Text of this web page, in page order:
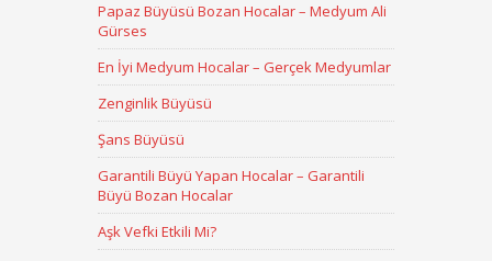
Papaz Büyüsü Bozan Hocalar – Medyum Ali
Gürses
En İyi Medyum Hocalar – Gerçek Medyumlar
Zenginlik Büyüsü
Şans Büyüsü
Garantili Büyü Yapan Hocalar – Garantili
Büyü Bozan Hocalar
Aşk Vefki Etkili Mi?